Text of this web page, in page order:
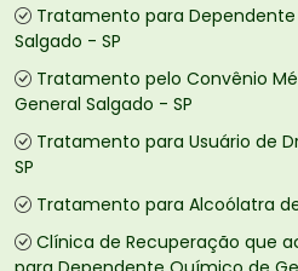
Tratamento para
Salgado - SP
Tratamento pelo Convênio
General Salgado - SP
Tratamento para Usuário de
SP
Tratamento para Alcoólatra
Clínica de Recuperação que